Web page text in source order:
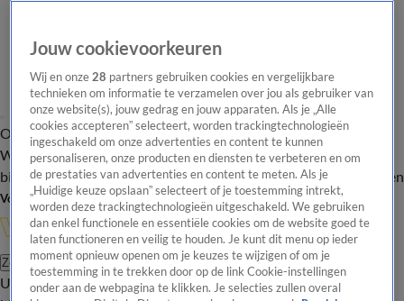
Overzicht Onze programma's Uitzendingen Onze gezichten
In de
WandelgangenInterviewsUitzending
bijwonenPodcastShopVeelgestelde vragenKijkersvraag insturen
Volg Vandaag Inside
Zoeken
UitzendingenVandaag InsideDe OranjezomerShopUitzending
Jouw cookievoorkeuren
Wij en onze28 partners gebruiken cookies en vergelijkbare
technieken om informatie te verzamelen over jou als gebruiker van
onze website(s), jouw gedrag en jouw apparaten. Als je „Alle
cookies accepteren” selecteert, worden trackingtechnologieën
ingeschakeld om onze advertenties en content te kunnen
personaliseren, onze producten en diensten te verbeteren en om
de prestaties van advertenties en content te meten. Als je
„Huidige keuze opslaan” selecteert of je toestemming intrekt,
worden deze trackingtechnologieën uitgeschakeld. We gebruiken
dan enkel functionele en essentiële cookies om de website goed te
laten functioneren en veilig te houden. Je kunt dit menu op ieder
moment opnieuw openen om je keuzes te wijzigen of om je
toestemming in te trekken door op de link Cookie-instellingen
onder aan de webpagina te klikken. Je selecties zullen overal